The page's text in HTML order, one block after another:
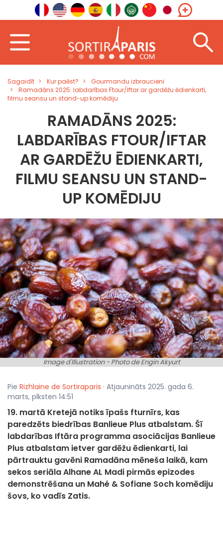
Sagaidīt Kur paēst?
Gourmandu izbraucieni
Ramadāns 2025: labdarības Ftour/Iftar ar gardēžu ēdienkarti,
filmu seansu un stand-up komēdiju
RAMADĀNS 2025:
LABDARĪBAS FTOUR/IFTAR
AR GARDĒŽU ĒDIENKARTI,
FILMU SEANSU UN STAND-
UP KOMĒDIJU
Image d'Illustration - Photo de Engin Akyurt
Pie Rizhlaine de Sortiraparis · Atjaunināts 2025. gada 6.
marts, plksten 14:51
19. martā Kretejā notiks īpašs fturnīrs, kas
paredzēts biedrības Banlieue Plus atbalstam. Šī
labdarības Iftāra programma asociācijas Banlieue
Plus atbalstam ietver gardēžu ēdienkarti, lai
pārtrauktu gavēni Ramadāna mēneša laikā, kam
sekos seriāla Alhane AL Madi pirmās epizodes
demonstrēšana un Mahé & Sofiane Soch komēdiju
šovs, ko vadīs Zatis.